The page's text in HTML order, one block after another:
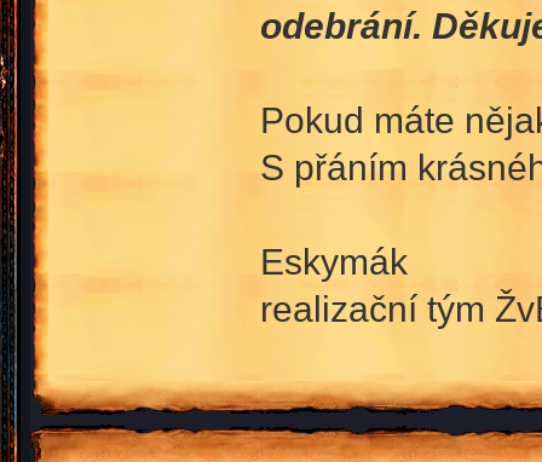
odebrání.
Pokud máte
S přáním
Eskymák
realizační tým